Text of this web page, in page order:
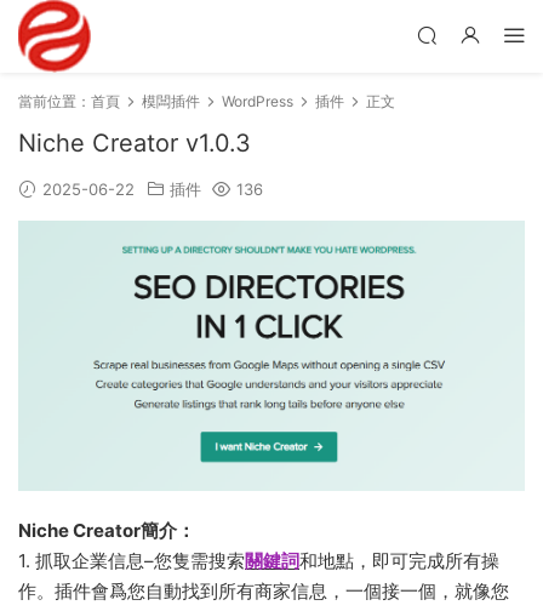
當前位置： 首頁 模闆插件 WordPress 插件 正文
Niche Creator v1.0.3
2025-06-22 插件 136
Niche Creator簡介：
1. 抓取企業信息–您隻需搜索關鍵詞和地點，即可完成所有操
作。插件會爲您自動找到所有商家信息，一個接一個，就像您